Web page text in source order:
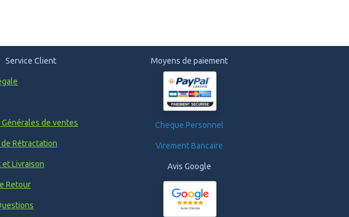
Service Client
de ventes
Rétractation
Livraison
Retour
Moyens de paiement
Cheque Personnel
Virement Bancaire
Avis Google